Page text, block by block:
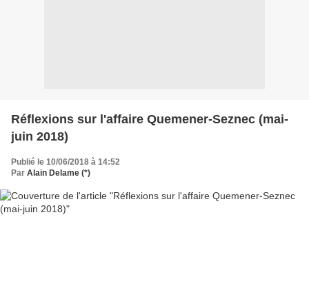
Réflexions sur l'affaire Quemener-Seznec (mai-
juin 2018)
Publié le 10/06/2018 à 14:52
Par Alain Delame (*)